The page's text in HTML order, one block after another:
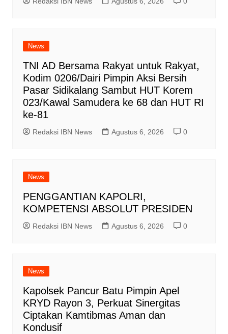
News
TNI AD Bersama Rakyat untuk Rakyat,
Kodim 0206/Dairi Pimpin Aksi Bersih
Pasar Sidikalang Sambut HUT Korem
023/Kawal Samudera ke 68 dan HUT RI
ke-81
Redaksi IBN News Agustus 6, 2026 0
News
PENGGANTIAN KAPOLRI,
KOMPETENSI ABSOLUT PRESIDEN
Redaksi IBN News Agustus 6, 2026 0
News
Kapolsek Pancur Batu Pimpin Apel
KRYD Rayon 3, Perkuat Sinergitas
Ciptakan Kamtibmas Aman dan
Kondusif